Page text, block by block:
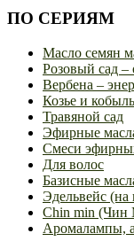
ПО СЕРИЯМ
Масло семян
Розовый сад
Вербена –
Козье и
Травяной сад
Эфирные
Смеси
Для волос
Базисные
Эдельвейс (на
Chin min
Аромалампы,